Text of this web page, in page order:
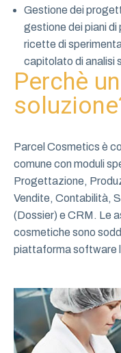
Gestione dei
gestione dei piani di
ricette di
capitolato di analisi
Perchè
Parcel Cosmetics è
comune con moduli
Progettazione,
Vendite, Contabilità,
(Dossier) e CRM. Le
cosmetiche sono
piattaforma software